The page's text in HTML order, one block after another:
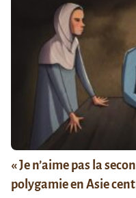
« Je n’aime pas la
polygamie en Asie